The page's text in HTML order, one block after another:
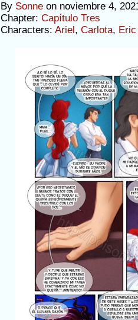
By Sonne on noviembre 4,
Chapter: Capítulo Tres
Characters: Ariel, Carlota, Eric